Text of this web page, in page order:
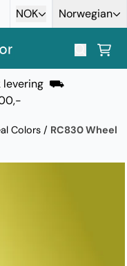
NOK Norwegian
levering ⛟
Colors / RC830 Wheel